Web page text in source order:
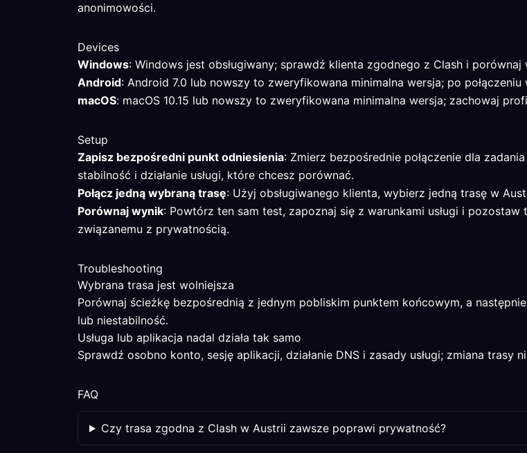
anonimowości.
Devices
Windows: Windows jest obsługiwany; sprawdź klienta zgodnego z Clash i
Android: Android 7.0 lub nowszy to zweryfikowana minimalna wersja; po
macOS: macOS 10.15 lub nowszy to zweryfikowana minimalna wersja; zachowaj
Setup
Zapisz bezpośredni punkt odniesienia: Zmierz bezpośrednie połączenie dla
stabilność i działanie usługi, które chcesz porównać.
Połącz jedną wybraną trasę: Użyj obsługiwanego klienta, wybierz jedną trasę w
Porównaj wynik: Powtórz ten sam test, zapoznaj się z warunkami usługi i
związanemu z prywatnością.
Troubleshooting
Wybrana trasa jest wolniejsza
Porównaj ścieżkę bezpośrednią z jednym pobliskim punktem końcowym, a
lub niestabilność.
Usługa lub aplikacja nadal działa tak samo
Sprawdź osobno konto, sesję aplikacji, działanie DNS i zasady usługi; zmiana trasy
FAQ
Czy trasa zgodna z Clash w Austrii zawsze poprawi prywatność?